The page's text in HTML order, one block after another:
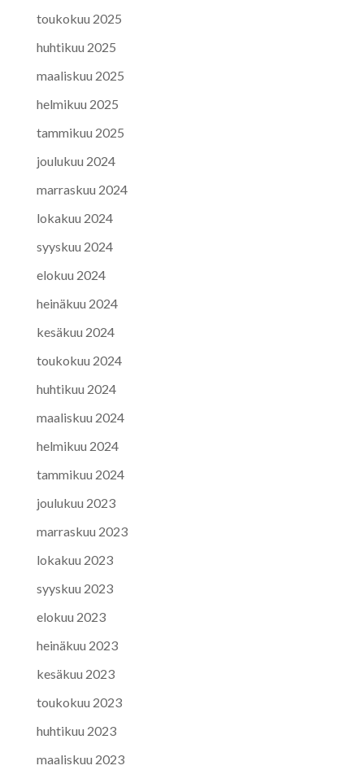
toukokuu 2025
huhtikuu 2025
maaliskuu 2025
helmikuu 2025
tammikuu 2025
joulukuu 2024
marraskuu 2024
lokakuu 2024
syyskuu 2024
elokuu 2024
heinäkuu 2024
kesäkuu 2024
toukokuu 2024
huhtikuu 2024
maaliskuu 2024
helmikuu 2024
tammikuu 2024
joulukuu 2023
marraskuu 2023
lokakuu 2023
syyskuu 2023
elokuu 2023
heinäkuu 2023
kesäkuu 2023
toukokuu 2023
huhtikuu 2023
maaliskuu 2023